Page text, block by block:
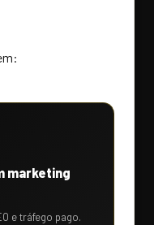
marketing
e tráfego pago.